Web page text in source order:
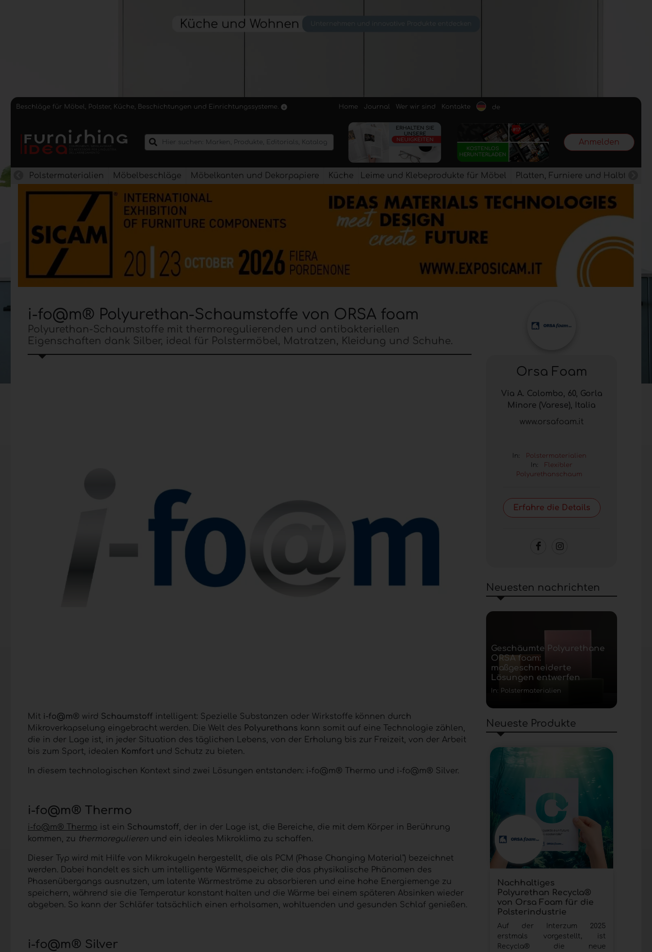
Beschläge für Möbel, Polster, Küche, Beschichtungen und Einrichtungssysteme. Home Journal Wer wir sind Kontakte de
Anmelden
Polstermaterialien Möbelbeschläge Möbelkanten und Dekorpapiere Küche Leime und Klebeprodukte für Möbel Platten, Furniere und
i-fo@m® Polyurethan-Schaumstoffe von ORSA foam
Polyurethan-Schaumstoffe mit thermoregulierenden und antibakteriellen
Eigenschaften dank Silber, ideal für Polstermöbel, Matratzen, Kleidung und Schuhe.
Mit i-fo@m® wird Schaumstoff intelligent: Spezielle Substanzen oder Wirkstoffe können durch
Mikroverkapselung eingebracht werden. Die Welt des Polyurethans kann somit auf eine Technologie zählen,
die in der Lage ist, in jeder Situation des täglichen Lebens, von der Erholung bis zur Freizeit, von der Arbeit
bis zum Sport, idealen Komfort und Schutz zu bieten.
In diesem technologischen Kontext sind zwei Lösungen entstanden: i-fo@m® Thermo und i-fo@m® Silver.
i-fo@m® Thermo
i-fo@m® Thermo ist ein Schaumstoff, der in der Lage ist, die Bereiche, die mit dem Körper in Berührung
kommen, zu thermoregulieren und ein ideales Mikroklima zu schaffen.
Dieser Typ wird mit Hilfe von Mikrokugeln hergestellt, die als PCM (Phase Changing Material") bezeichnet
werden. Dabei handelt es sich um intelligente Wärmespeicher, die das physikalische Phänomen des
Phasenübergangs ausnutzen, um latente Wärmeströme zu absorbieren und eine hohe Energiemenge zu
speichern, während sie die Temperatur konstant halten und die Wärme bei einem späteren Absinken wieder
abgeben. So kann der Schläfer tatsächlich einen erholsamen, wohltuenden und gesunden Schlaf genießen.
i-fo@m® Silver
Orsa Foam
Via A. Colombo, 60, Gorla
Minore (Varese), Italia
www.orsafoam.it
In:
Polstermaterialien
In:
Flexibler
Polyurethanschaum
Erfahre die Details
Neuesten nachrichten
Geschäumte Polyurethane
ORSA foam:
maßgeschneiderte
Lösungen entwerfen
In: Polstermaterialien
Neueste Produkte
Nachhaltiges
Polyurethan Recycla®
von Orsa Foam für die
Polsterindustrie
Auf der Interzum 2025
erstmals vorgestellt, ist
Recycla® die neue